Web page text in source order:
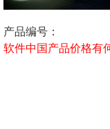
产品编号：
软件中国产品价格有